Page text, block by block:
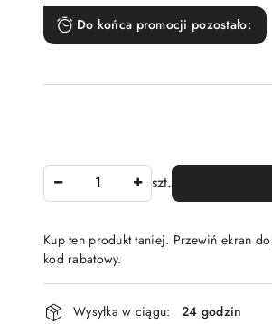
Do końca promocji pozostało:
szt.
Kup ten produkt taniej. Przewiń ekran
kod rabatowy.
Dostępność
Wysyłka w ciągu:
24 godzin